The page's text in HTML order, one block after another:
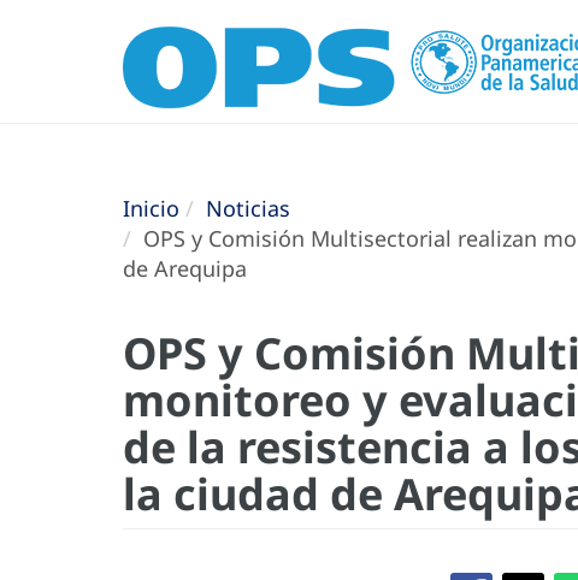
Inicio
Noticias
OPS y Comisión Multisectorial realizan
de Arequipa
OPS y Comisión
monitoreo y
de la resistencia a
la ciudad de